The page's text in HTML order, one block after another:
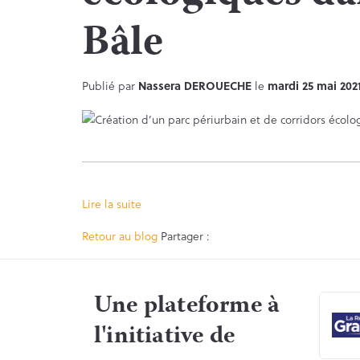
Bâle
Publié par Nassera DEROUECHE le mardi 25 mai
Lire la suite
Retour au blog Partager :
Une plateforme à
l'initiative de